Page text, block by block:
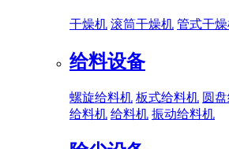
干燥机 滚筒干燥机 管式干
给料设备
螺旋给料机 板式给料机 圆
给料机 给料机 振动给料机